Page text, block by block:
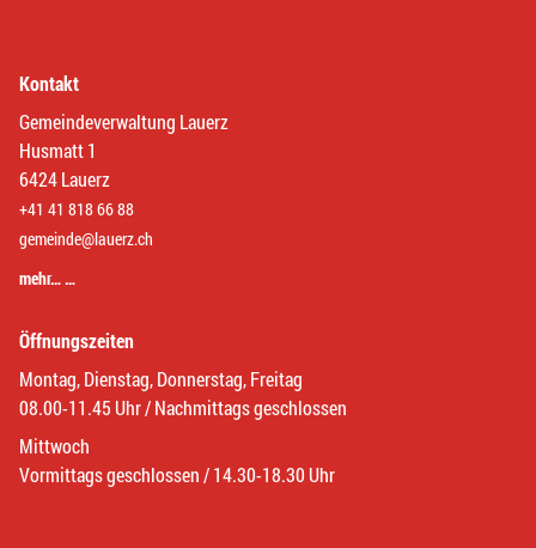
Kontakt
Gemeindeverwaltung Lauerz
Husmatt 1
6424 Lauerz
+41 41 818 66 88
gemeinde@lauerz.ch
mehr… …
Öffnungszeiten
Montag, Dienstag, Donnerstag, Freitag
08.00-11.45 Uhr / Nachmittags geschlossen
Mittwoch
Vormittags geschlossen / 14.30-18.30 Uhr